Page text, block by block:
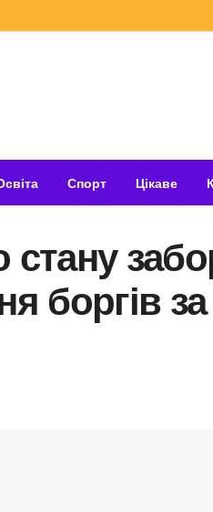
Спорт Цікаве
стану
боргів за